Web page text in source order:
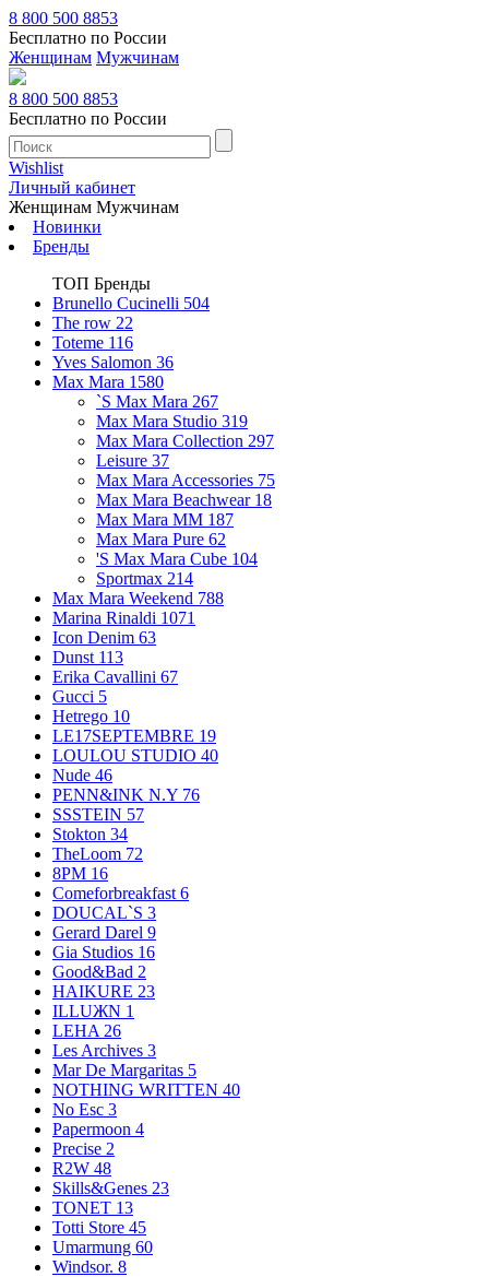
8 800 500 8853
Бесплатно по России
Женщинам Мужчинам
8 800 500 8853
Бесплатно по России
Wishlist
Личный кабинет
Женщинам Мужчинам
Новинки
Бренды
ТОП Бренды
Brunello Cucinelli 504
The row 22
Toteme 116
Yves Salomon 36
Max Mara 1580
`S Max Mara 267
Max Mara Studio 319
Max Mara Collection 297
Leisure 37
Max Mara Accessories 75
Max Mara Beachwear 18
Max Mara MM 187
Max Mara Pure 62
'S Max Mara Cube 104
Sportmax 214
Max Mara Weekend 788
Marina Rinaldi 1071
Icon Denim 63
Dunst 113
Erika Cavallini 67
Gucci 5
Hetrego 10
LE17SEPTEMBRE 19
LOULOU STUDIO 40
Nude 46
PENN&INK N.Y 76
SSSTEIN 57
Stokton 34
TheLoom 72
8PM 16
Comeforbreakfast 6
DOUCAL`S 3
Gerard Darel 9
Gia Studios 16
Good&Bad 2
HAIKURE 23
ILLUЖN 1
LEHA 26
Les Archives 3
Mar De Margaritas 5
NOTHING WRITTEN 40
No Esc 3
Papermoon 4
Precise 2
R2W 48
Skills&Genes 23
TONET 13
Totti Store 45
Umarmung 60
Windsor. 8